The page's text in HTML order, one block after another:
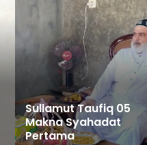
Sullamut Taufiq 05
Makna Syahadat
Pertama